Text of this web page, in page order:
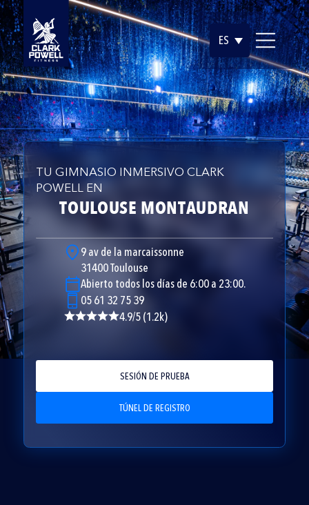
ES
TU GIMNASIO INMERSIVO CLARK
POWELL EN
TOULOUSE MONTAUDRAN
9 av de la marcaissonne
31400 Toulouse
Abierto todos los días de 6:00 a 23:00.
05 61 32 75 39
4.9/5 (1.2k)
SESIÓN DE PRUEBA
TÚNEL DE REGISTRO